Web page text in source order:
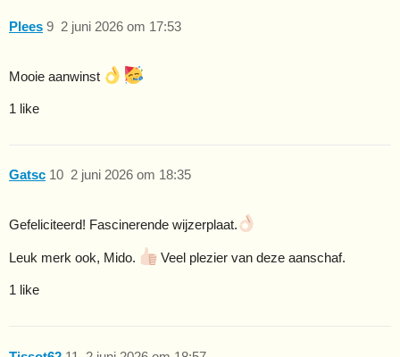
Plees 2 juni 2026 om 17:53
9
Mooie aanwinst
1 like
Gatsc 2 juni 2026 om 18:35
10
Gefeliciteerd! Fascinerende wijzerplaat.
Leuk merk ook, Mido. Veel plezier van deze aanschaf.
1 like